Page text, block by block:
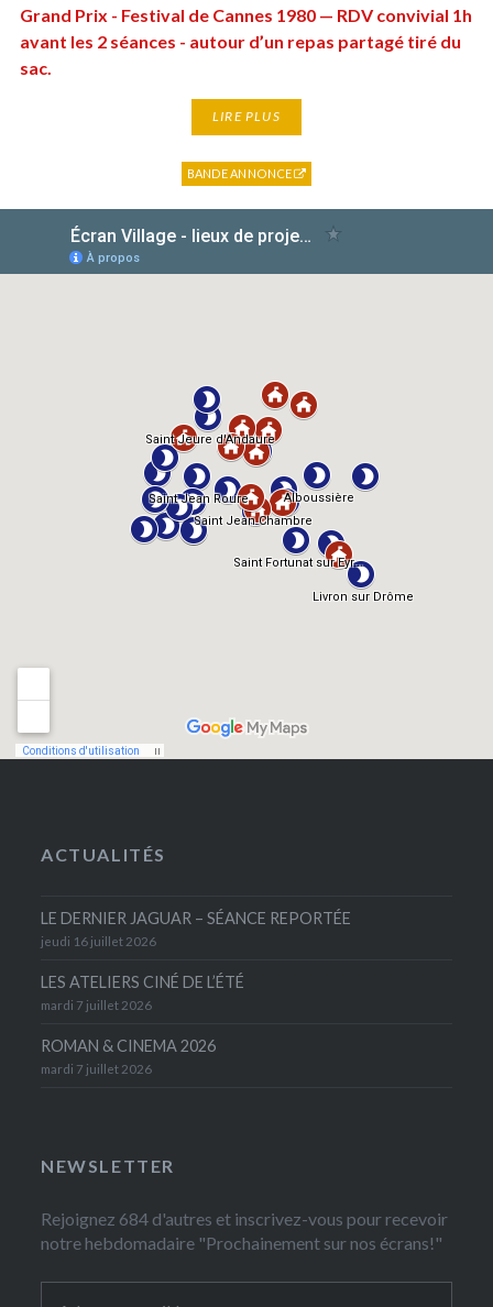
Grand Prix - Festival de Cannes 1980 — RDV convivial 1h
avant les 2 séances - autour d’un repas partagé tiré du
sac.
LIRE PLUS
BANDE ANNONCE
ACTUALITÉS
LE DERNIER JAGUAR – SÉANCE REPORTÉE
jeudi 16 juillet 2026
LES ATELIERS CINÉ DE L’ÉTÉ
mardi 7 juillet 2026
ROMAN & CINEMA 2026
mardi 7 juillet 2026
NEWSLETTER
Rejoignez 684 d'autres et inscrivez-vous pour recevoir
notre hebdomadaire "Prochainement sur nos écrans!"